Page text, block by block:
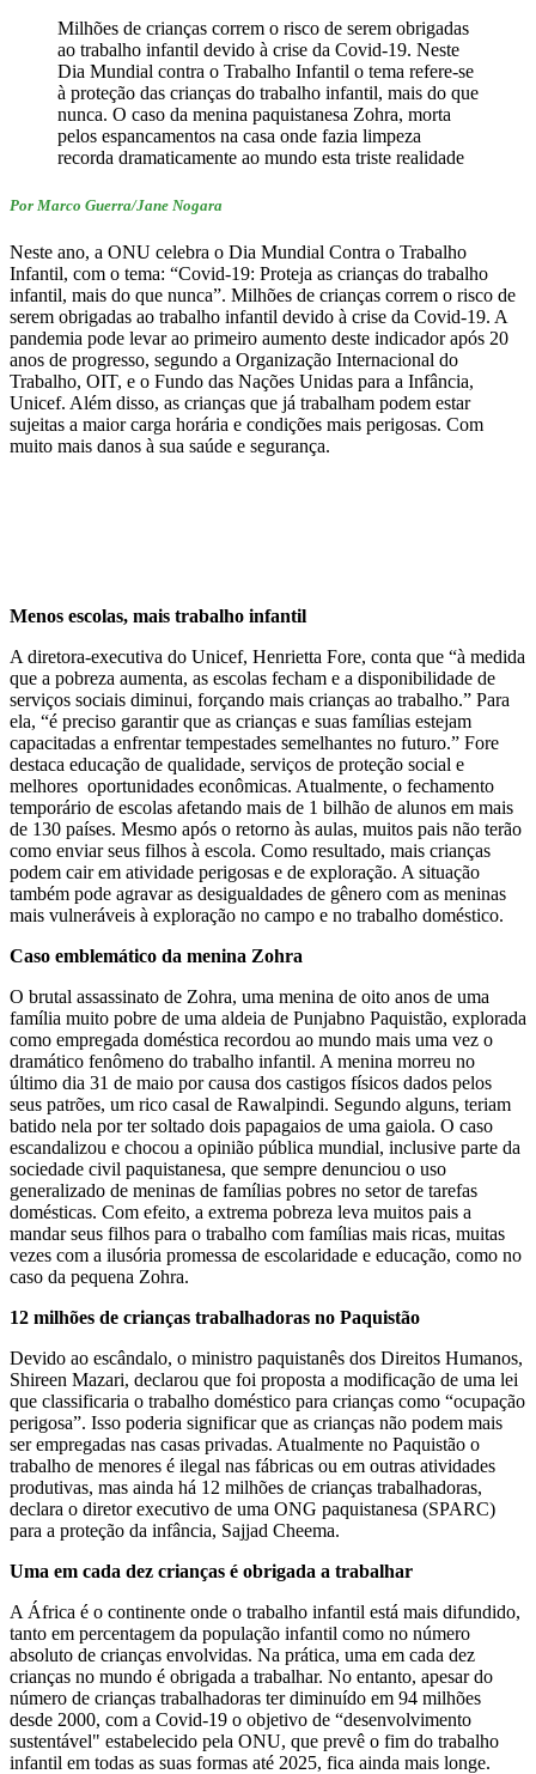
Milhões de crianças correm o risco de serem obrigadas
ao trabalho infantil devido à crise da Covid-19. Neste
Dia Mundial contra o Trabalho Infantil o tema refere-se
à proteção das crianças do trabalho infantil, mais do que
nunca. O caso da menina paquistanesa Zohra, morta
pelos espancamentos na casa onde fazia limpeza
recorda dramaticamente ao mundo esta triste realidade
Por Marco Guerra/Jane Nogara
Neste ano, a ONU celebra o Dia Mundial Contra o Trabalho
Infantil, com o tema: “Covid-19: Proteja as crianças do trabalho
infantil, mais do que nunca”. Milhões de crianças correm o risco de
serem obrigadas ao trabalho infantil devido à crise da Covid-19. A
pandemia pode levar ao primeiro aumento deste indicador após 20
anos de progresso, segundo a Organização Internacional do
Trabalho, OIT, e o Fundo das Nações Unidas para a Infância,
Unicef. Além disso, as crianças que já trabalham podem estar
sujeitas a maior carga horária e condições mais perigosas. Com
muito mais danos à sua saúde e segurança.
Menos escolas, mais trabalho infantil
A diretora-executiva do Unicef, Henrietta Fore, conta que “à medida
que a pobreza aumenta, as escolas fecham e a disponibilidade de
serviços sociais diminui, forçando mais crianças ao trabalho.” Para
ela, “é preciso garantir que as crianças e suas famílias estejam
capacitadas a enfrentar tempestades semelhantes no futuro.” Fore
destaca educação de qualidade, serviços de proteção social e
melhores oportunidades econômicas. Atualmente, o fechamento
temporário de escolas afetando mais de 1 bilhão de alunos em mais
de 130 países. Mesmo após o retorno às aulas, muitos pais não terão
como enviar seus filhos à escola. Como resultado, mais crianças
podem cair em atividade perigosas e de exploração. A situação
também pode agravar as desigualdades de gênero com as meninas
mais vulneráveis à exploração no campo e no trabalho doméstico.
Caso emblemático da menina Zohra
O brutal assassinato de Zohra, uma menina de oito anos de uma
família muito pobre de uma aldeia de Punjabno Paquistão, explorada
como empregada doméstica recordou ao mundo mais uma vez o
dramático fenômeno do trabalho infantil. A menina morreu no
último dia 31 de maio por causa dos castigos físicos dados pelos
seus patrões, um rico casal de Rawalpindi. Segundo alguns, teriam
batido nela por ter soltado dois papagaios de uma gaiola. O caso
escandalizou e chocou a opinião pública mundial, inclusive parte da
sociedade civil paquistanesa, que sempre denunciou o uso
generalizado de meninas de famílias pobres no setor de tarefas
domésticas. Com efeito, a extrema pobreza leva muitos pais a
mandar seus filhos para o trabalho com famílias mais ricas, muitas
vezes com a ilusória promessa de escolaridade e educação, como no
caso da pequena Zohra.
12 milhões de crianças trabalhadoras no Paquistão
Devido ao escândalo, o ministro paquistanês dos Direitos Humanos,
Shireen Mazari, declarou que foi proposta a modificação de uma lei
que classificaria o trabalho doméstico para crianças como “ocupação
perigosa”. Isso poderia significar que as crianças não podem mais
ser empregadas nas casas privadas. Atualmente no Paquistão o
trabalho de menores é ilegal nas fábricas ou em outras atividades
produtivas, mas ainda há 12 milhões de crianças trabalhadoras,
declara o diretor executivo de uma ONG paquistanesa (SPARC)
para a proteção da infância, Sajjad Cheema.
Uma em cada dez crianças é obrigada a trabalhar
A África é o continente onde o trabalho infantil está mais difundido,
tanto em percentagem da população infantil como no número
absoluto de crianças envolvidas. Na prática, uma em cada dez
crianças no mundo é obrigada a trabalhar. No entanto, apesar do
número de crianças trabalhadoras ter diminuído em 94 milhões
desde 2000, com a Covid-19 o objetivo de “desenvolvimento
sustentável" estabelecido pela ONU, que prevê o fim do trabalho
infantil em todas as suas formas até 2025, fica ainda mais longe.